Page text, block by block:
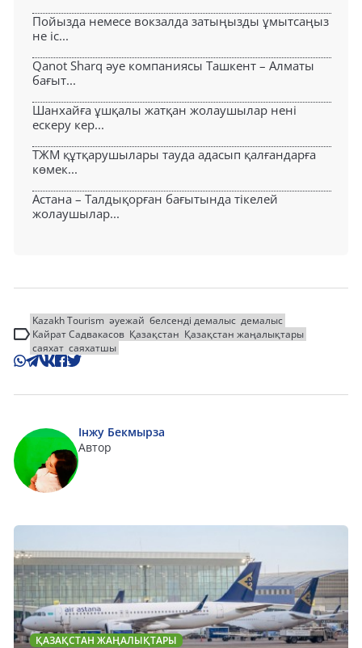
Пойызда немесе вокзалда затыңызды ұмытсаңыз
не іс...
Qanot Sharq әуе компаниясы Ташкент – Алматы
бағыт...
Шанхайға ұшқалы жатқан жолаушылар нені
ескеру кер...
ТЖМ құтқарушылары тауда адасып қалғандарға
көмек...
Астана – Талдықорған бағытында тікелей
жолаушылар...
Kazakh Tourism әуежай белсенді демалыс демалыс
Кайрат Садвакасов Қазақстан Қазақстан жаңалықтары
саяхат саяхатшы
Інжу Бекмырза
Автор
ҚАЗАҚСТАН ЖАҢАЛЫҚТАРЫ